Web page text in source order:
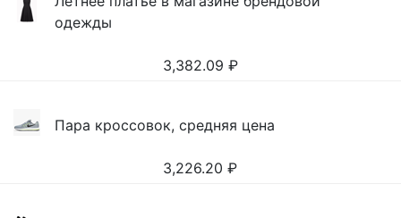
одежды
3,382.09 ₽
Пара кроссовок, средняя цена
3,226.20 ₽